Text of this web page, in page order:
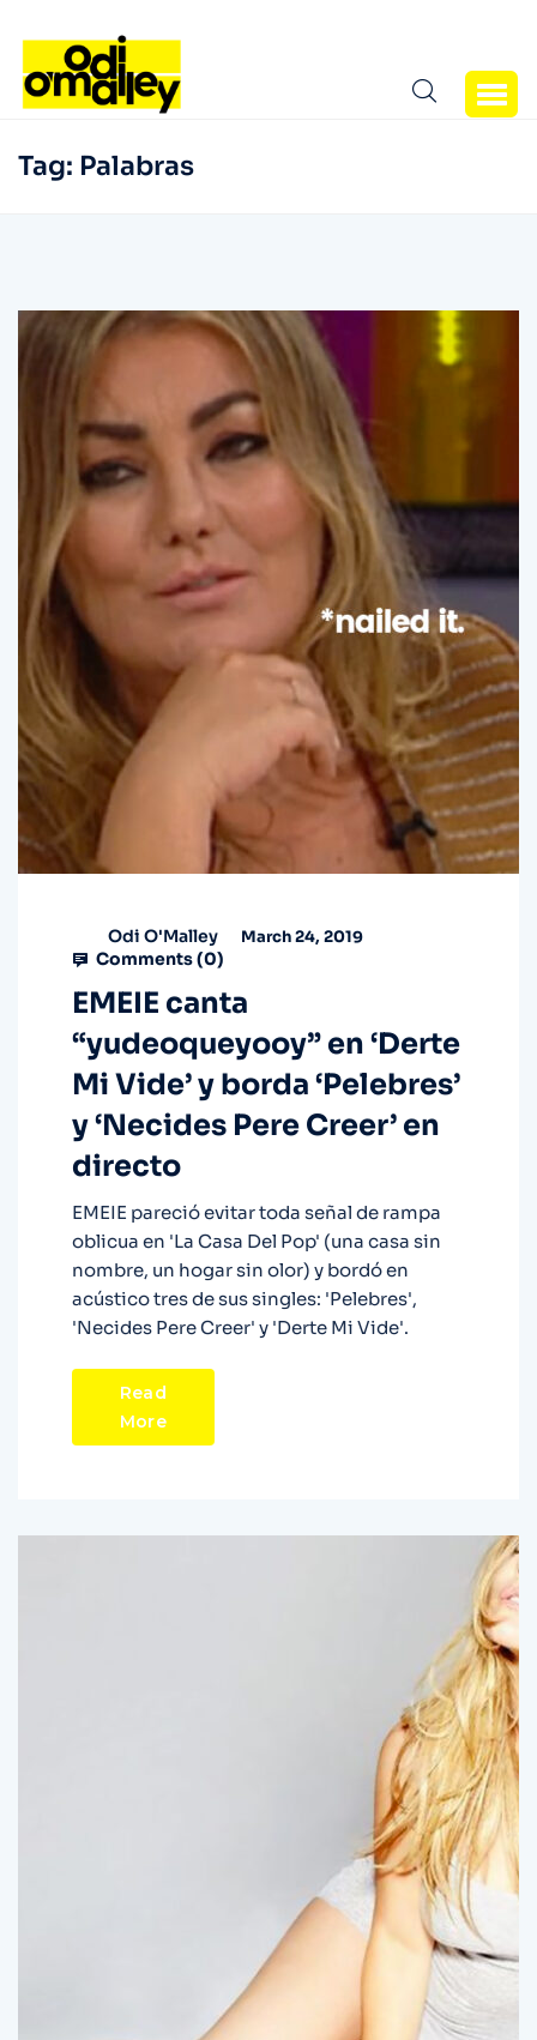
Tag: Palabras
Odi O'Malley March 24, 2019
Comments (0)
EMEIE canta
“yudeoqueyooy” en ‘Derte
Mi Vide’ y borda ‘Pelebres’
y ‘Necides Pere Creer’ en
directo
EMEIE pareció evitar toda señal de rampa
oblicua en 'La Casa Del Pop' (una casa sin
nombre, un hogar sin olor) y bordó en
acústico tres de sus singles: 'Pelebres',
'Necides Pere Creer' y 'Derte Mi Vide'.
Read
More